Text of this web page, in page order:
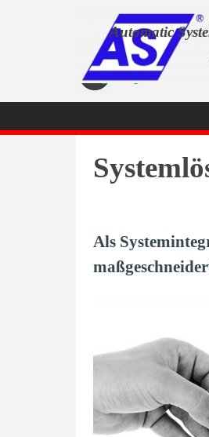
Automatic
info@asi-gmbh.net
06482 91660
Als